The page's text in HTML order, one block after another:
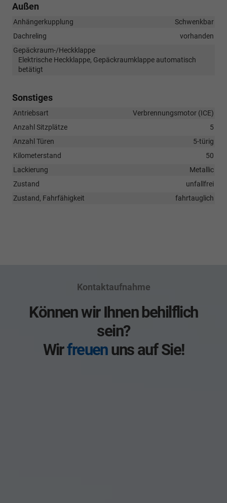
Außen
Anhängerkupplung
Schwenkbar
Dachreling
vorhanden
Gepäckraum-/Heckklappe
Elektrische Heckklappe, Gepäckraumklappe automatisch
betätigt
Sonstiges
Antriebsart
Verbrennungsmotor (ICE)
Anzahl Sitzplätze
5
Anzahl Türen
5-türig
Kilometerstand
50
Lackierung
Metallic
Zustand
unfallfrei
Zustand, Fahrfähigkeit
fahrtauglich
Kontaktaufnahme
Können wir Ihnen behilflich
sein?
Wirfreuenuns auf Sie!